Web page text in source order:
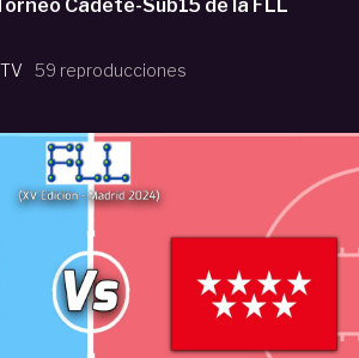
Cadete-Sub15 de la FLL
59 reproducciones